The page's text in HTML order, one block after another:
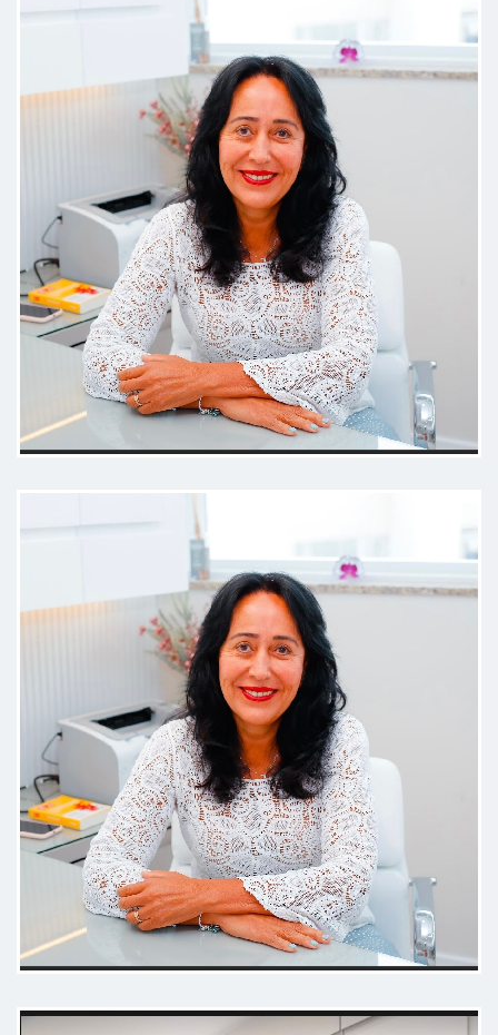
acompanhamento dela. Gratidão
pelo cuidado e atenção com nosso
pequeno!
Paciente
Adorei a Dra. Lucilia. Muito querida!
Com certeza retornarei.
Paciente
Excelente médica pediatra.
Consultório muito interativo para a
Paciente
Boa localização, consultório bem
agradável e ótima médica.